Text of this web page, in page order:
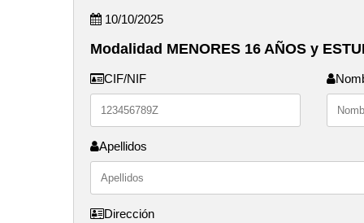
10/10/2025
Modalidad MENORES 16 AÑOS y
CIF/NIF
Apellidos
Dirección